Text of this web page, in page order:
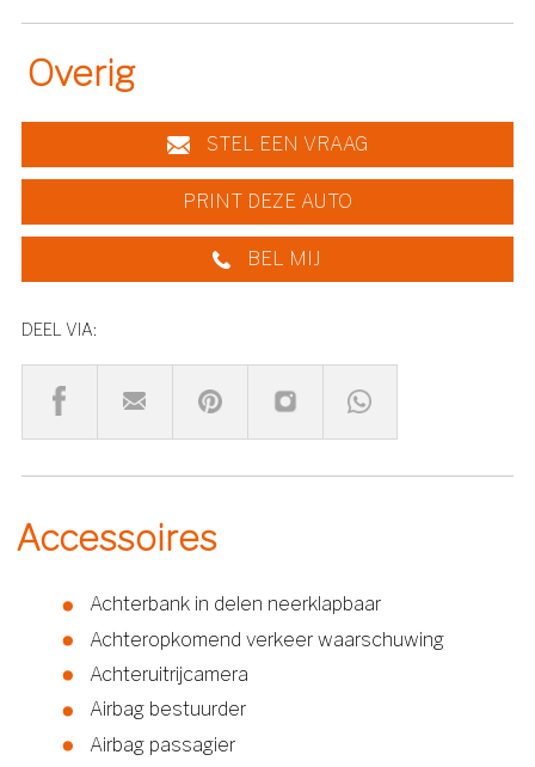
Overig
STEL EEN VRAAG
PRINT DEZE AUTO
BEL MIJ
DEEL VIA:
Accessoires
Achterbank in delen neerklapbaar
Achteropkomend verkeer waarschuwing
Achteruitrijcamera
Airbag bestuurder
Airbag passagier